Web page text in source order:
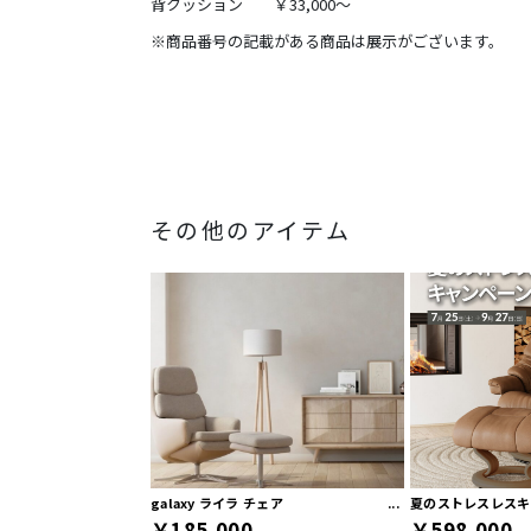
背クッション ￥33,000～
※商品番号の記載がある商品は展示がございます。
その他のアイテム
galaxy ライラ チェア 夏のストレスレス